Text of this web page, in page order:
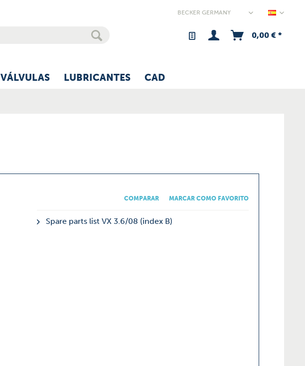
0,00 € *
VÁLVULAS LUBRICANTES CAD
COMPARAR MARCAR COMO FAVORITO
Spare parts list VX 3.6/08 (index B)